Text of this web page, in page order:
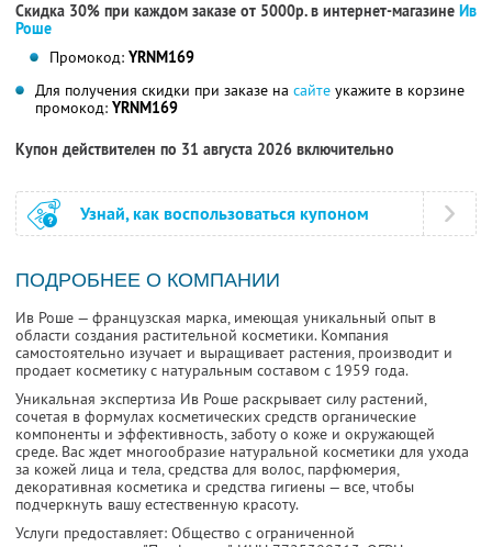
Скидка 30% при каждом заказе от 5000р. в интернет-магазине Ив
Роше
Промокод: YRNM169
Для получения скидки при заказе на сайте укажите в корзине
промокод: YRNM169
Купон действителен по 31 августа 2026 включительно
Узнай, как воспользоваться купоном
ПОДРОБНЕЕ О КОМПАНИИ
Ив Роше — французская марка, имеющая уникальный опыт в
области создания растительной косметики. Компания
самостоятельно изучает и выращивает растения, производит и
продает косметику с натуральным составом с 1959 года.
Уникальная экспертиза Ив Роше раскрывает силу растений,
сочетая в формулах косметических средств органические
компоненты и эффективность, заботу о коже и окружающей
среде. Вас ждет многообразие натуральной косметики для ухода
за кожей лица и тела, средства для волос, парфюмерия,
декоративная косметика и средства гигиены — все, чтобы
подчеркнуть вашу естественную красоту.
Услуги предоставляет: Общество с ограниченной